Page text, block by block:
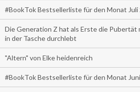
#BookTok Bestsellerliste für den Monat Juli
Die Generation Z hat als Erste die Pubertät
in der Tasche durchlebt
"Altern" von Elke heidenreich
#BookTok Bestsellerliste für den Monat